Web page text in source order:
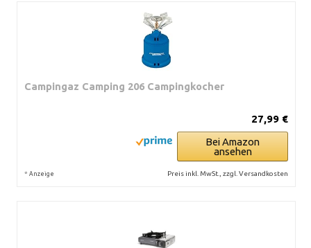
Campingaz Camping 206 Campingkocher
27,99 €
Bei Amazon
ansehen
* Anzeige Preis inkl. MwSt., zzgl. Versandkosten